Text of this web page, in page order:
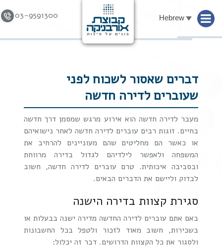
03-9591300 Hebrew
Skip to
דברים שאסור לשכוח לפני
שעוברים לדירה חדשה
מעבר לדירה חדשה הוא אירוע מרגש שמסמן דרך חדשה
בחיים. זוגות רבים עוברים לדירה חדשה לאחר נישואיהם
או כאשר הם מחליטים שהם מעוניינים להרחיב את
המשפחה ולאפשר לילדיהם לגדול בדירה מרווחת
ובסביבה איכותית. טרם עוברים לדירה חדשה, חשוב
לבדוק וליישם את הדברים הבאים.
סגירת קצוות בדירה הישנה
באם אתם עוברים לדירה החדשה מדירה ישנה בבעלות או
בשכירות, חשוב מאוד לזכור ולטפל בכל החשבונות
ולסגור את כל הקצוות הדרושים. דבר זה יכלול: